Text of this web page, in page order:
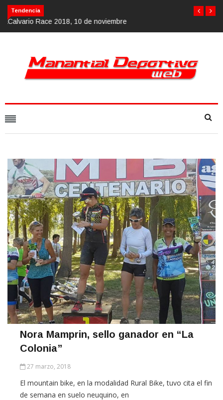
Tendencia
Nora Mamprin, sello ganador en “La
Colonia”
El mountain bike, en la modalidad Rural Bike, tuvo cita el fin
de semana en suelo neuquino, en